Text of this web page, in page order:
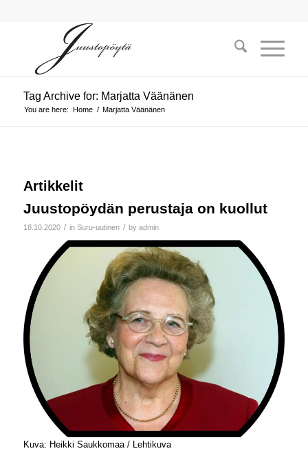
Tag Archive for: Marjatta Väänänen
You are here: Home / Marjatta Väänänen
Artikkelit
Juustopöydän perustaja on kuollut
18.10.2020 / in Suru-uutinen / by admin
Kuva: Heikki Saukkomaa / Lehtikuva